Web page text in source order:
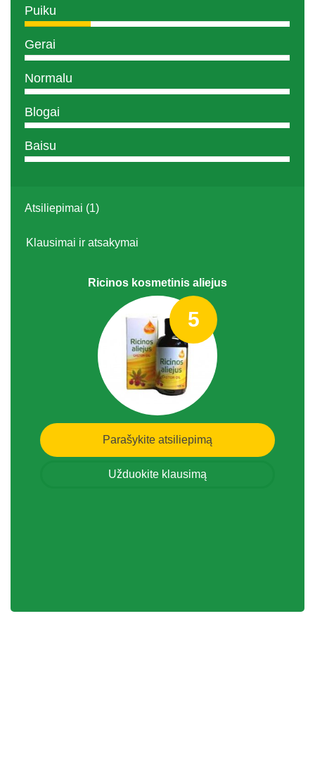
Puiku
Gerai
Normalu
Blogai
Baisu
Atsiliepimai (1)
Klausimai ir atsakymai
Ricinos kosmetinis aliejus
5
Parašykite atsiliepimą
Užduokite klausimą